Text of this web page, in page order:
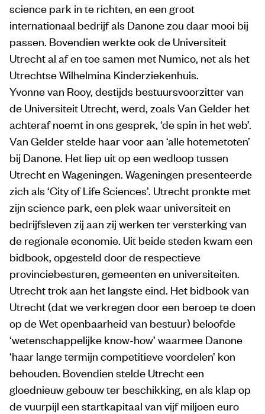
science park in te richten, en een groot
internationaal bedrijf als Danone zou daar mooi bij
passen. Bovendien werkte ook de Universiteit
Utrecht al af en toe samen met Numico, net als het
Utrechtse Wilhelmina Kinderziekenhuis.
Yvonne van Rooy, destijds bestuursvoorzitter van
de Universiteit Utrecht, werd, zoals Van Gelder het
achteraf noemt in ons gesprek, ‘de spin in het web’.
Van Gelder stelde haar voor aan ‘alle hotemetoten’
bij Danone. Het liep uit op een wedloop tussen
Utrecht en Wageningen. Wageningen presenteerde
zich als ‘City of Life Sciences’. Utrecht pronkte met
zijn science park, een plek waar universiteit en
bedrijfsleven zij aan zij werken ter versterking van
de regionale economie. Uit beide steden kwam een
bidbook, opgesteld door de respectieve
provinciebesturen, gemeenten en universiteiten.
Utrecht trok aan het langste eind. Het bidbook van
Utrecht (dat we verkregen door een beroep te doen
op de Wet openbaarheid van bestuur) beloofde
‘wetenschappelijke know-how’ waarmee Danone
‘haar lange termijn competitieve voordelen’ kon
behouden. Bovendien stelde Utrecht een
gloednieuw gebouw ter beschikking, en als klap op
de vuurpijl een startkapitaal van vijf miljoen euro